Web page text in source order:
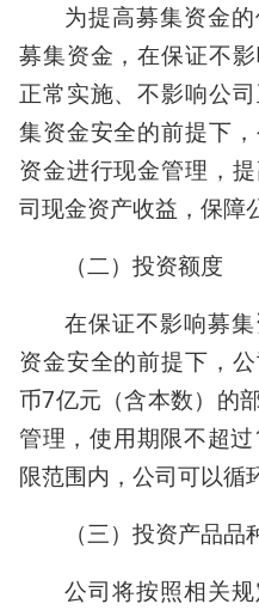
为提高募集资金
募集资金，在保证不
正常实施、不影响公
集资金安全的前提下
资金进行现金管理，
司现金资产收益，保障
（二）投资额度
在保证不影响募
资金安全的前提下，
币7亿元（含本数）的
管理，使用期限不超
限范围内，公司可以循
（三）投资产品品
公司将按照相关